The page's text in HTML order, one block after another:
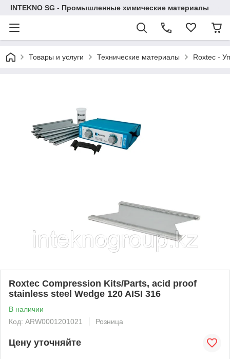
INTEKNO SG - Промышленные химические материалы
Товары и услуги Технические материалы Roxtec -
Roxtec Compression Kits/Parts, acid proof
stainless steel Wedge 120 AISI 316
В наличии
Код: ARW0001201021
Розница
Цену уточняйте